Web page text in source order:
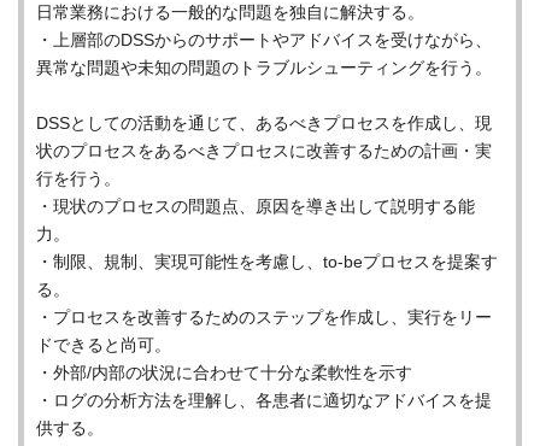
日常業務における一般的な問題を独自に解決する。
・上層部のDSSからのサポートやアドバイスを受けながら、
異常な問題や未知の問題のトラブルシューティングを行う。
DSSとしての活動を通じて、あるべきプロセスを作成し、現
状のプロセスをあるべきプロセスに改善するための計画・実
行を行う。
・現状のプロセスの問題点、原因を導き出して説明する能
力。
・制限、規制、実現可能性を考慮し、to-beプロセスを提案す
る。
・プロセスを改善するためのステップを作成し、実行をリー
ドできると尚可。
・外部/内部の状況に合わせて十分な柔軟性を示す
・ログの分析方法を理解し、各患者に適切なアドバイスを提
供する。